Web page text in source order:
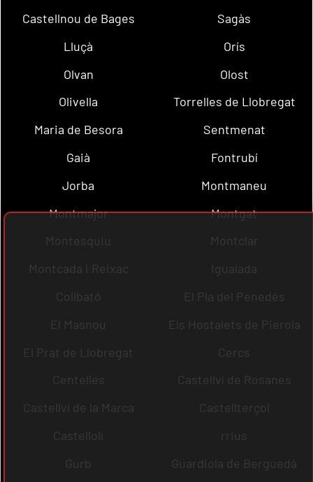
Castellnou de Bages
Sagàs
Lluçà
Orís
Olvan
Olost
Olivella
Torrelles de Llobregat
Maria de Besora
Sentmenat
Gaià
Fontrubí
Jorba
Montmaneu
Montmajor
Montgat
Montesquiu
Montclar
Montcada i Reixac
Igualada
Collbató
El Pla del Penedès
El Masnou
Els Hostalets de Pierola
El Prat de Llobregat
Cercs
Centelles
Castellví de Rosanes
Castellví de la Marca
Castellterçol
Castellolí
rrius
Gurb
Guardiola de Berguedà